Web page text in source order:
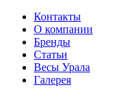
Контакты
О компании
Бренды
Статьи
Весы Урала
Галерея